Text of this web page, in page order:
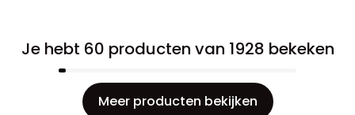
Je hebt 60 producten van 1928 bekeken
Meer producten bekijken